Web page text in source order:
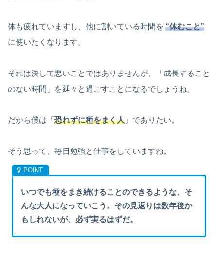
体も疲れていますし、他に割いている時間を “休むこと”
に使いたくなります。
それは決して悪いことではありませんが、「成長すること
のない時間」を延々と過ごすことになるでしょうね。
だから僕は「 恐れずに種をまく人 」でありたい。
そう思って、毎日勉強と仕事をしていますね。
いつでも種をまき続けることのできるような、そ
んな大人になっていこう。その見返りは数年後か
もしれないが、必ず実るはずだ。